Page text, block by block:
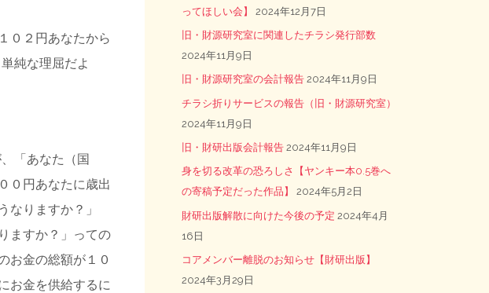
０２円あなたから
純な理屈だよ
「あなた（国
０円あなたに歳出
なりますか？」
ますか？」っての
お金の総額が１０
お金を供給するに
ってほしい会】
2024年12月7日
旧・財源研究室に関連したチラシ発行部数
2024年11月9日
旧・財源研究室の会計報告 2024年11月9日
チラシ折りサービスの報告（旧・財源研究室）
2024年11月9日
旧・財研出版会計報告 2024年11月9日
身を切る改革の恐ろしさ【ヤンキー本0.5巻へ
の寄稿予定だった作品】
2024年5月2日
財研出版解散に向けた今後の予定 2024年4月
16日
コアメンバー離脱のお知らせ【財研出版】
2024年3月29日